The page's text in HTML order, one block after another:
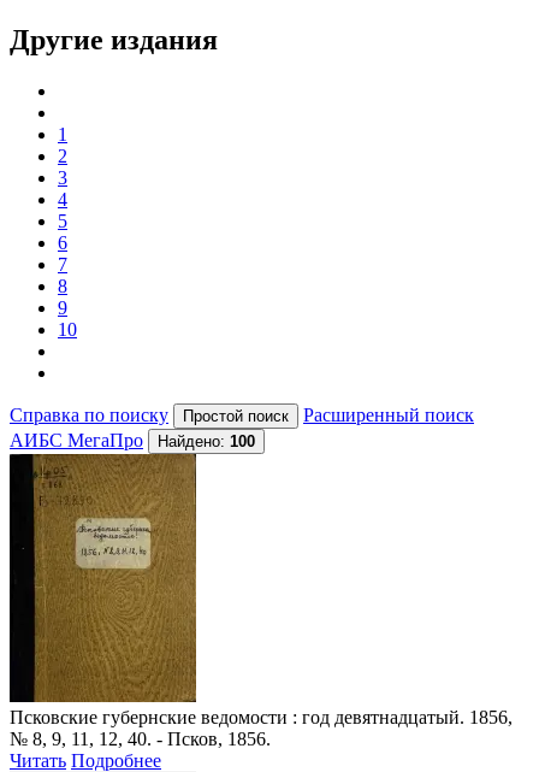
Другие издания
1
2
3
4
5
6
7
8
9
10
Справка по поиску
Расширенный поиск
АИБС МегаПро
Найдено: 100
Псковские губернские ведомости : год девятнадцатый. 1856,
№ 8, 9, 11, 12, 40. - Псков, 1856.
Читать Подробнее